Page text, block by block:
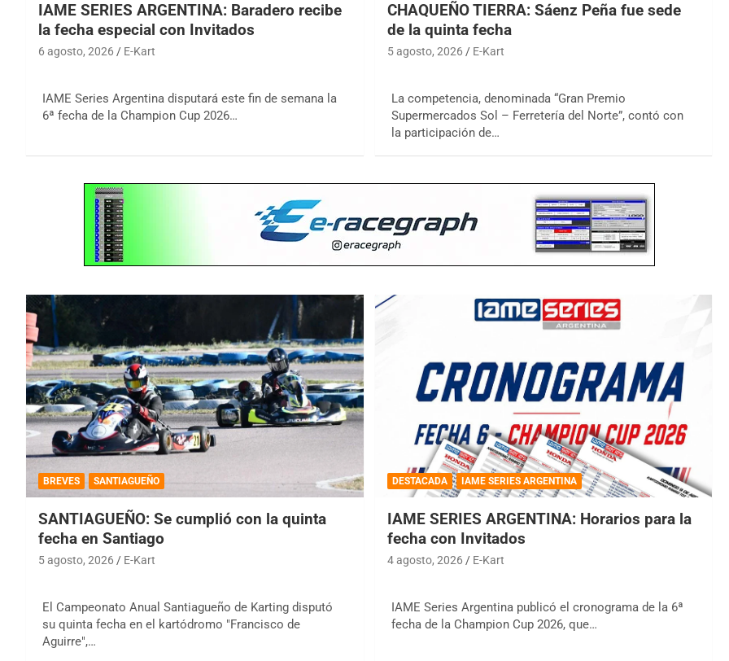
IAME SERIES ARGENTINA: Baradero recibe
la fecha especial con Invitados
6 agosto, 2026 E-Kart
IAME Series Argentina disputará este fin de semana la
6ª fecha de la Champion Cup 2026…
CHAQUEÑO TIERRA: Sáenz Peña fue sede
de la quinta fecha
5 agosto, 2026 E-Kart
La competencia, denominada “Gran Premio
Supermercados Sol – Ferretería del Norte”, contó con
la participación de…
BREVES SANTIAGUEÑO
SANTIAGUEÑO: Se cumplió con la quinta
fecha en Santiago
5 agosto, 2026 E-Kart
El Campeonato Anual Santiagueño de Karting disputó
su quinta fecha en el kartódromo "Francisco de
Aguirre",…
DESTACADA IAME SERIES ARGENTINA
IAME SERIES ARGENTINA: Horarios para la
fecha con Invitados
4 agosto, 2026 E-Kart
IAME Series Argentina publicó el cronograma de la 6ª
fecha de la Champion Cup 2026, que…